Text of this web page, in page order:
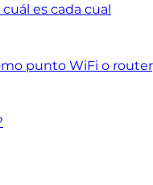
es cada cual
punto WiFi o